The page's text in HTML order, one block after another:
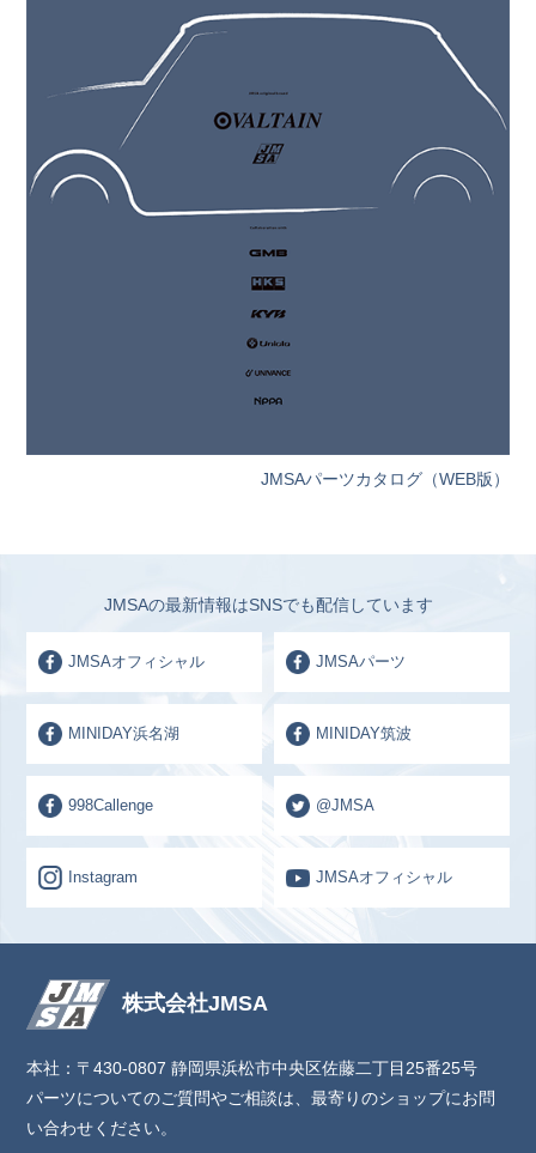
JMSAパーツカタログ（WEB版）
JMSAの最新情報はSNSでも配信しています
JMSAオフィシャル JMSAパーツ
MINIDAY浜名湖 MINIDAY筑波
998Callenge @JMSA
Instagram JMSAオフィシャル
株式会社JMSA
本社：〒430-0807 静岡県浜松市中央区佐藤二丁目25番25号
パーツについてのご質問やご相談は、最寄りのショップにお問
い合わせください。